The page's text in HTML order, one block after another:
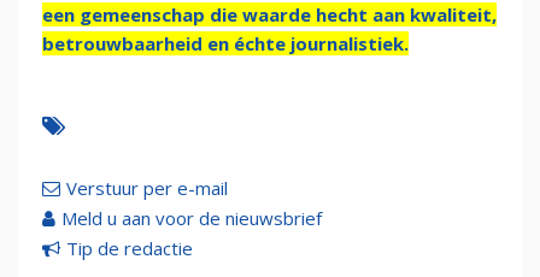
een gemeenschap die waarde hecht aan kwaliteit,
betrouwbaarheid en échte journalistiek.
Verstuur per e-mail
Meld u aan voor de nieuwsbrief
Tip de redactie